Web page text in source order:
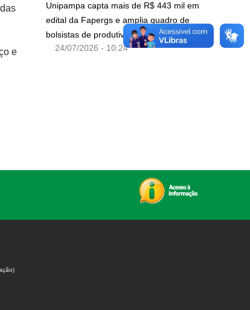
e
Unipampa capta mais de R$ 443 mil em
edital da Fapergs e amplia quadro de
bolsistas de produtividade do CNPq
24/07/2026 - 10:24